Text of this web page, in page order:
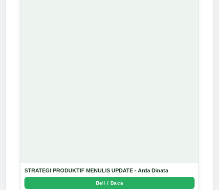
STRATEGI PRODUKTIF MENULIS UPDATE - Arda Dinata
Beli / Baca